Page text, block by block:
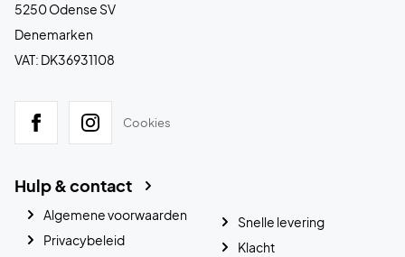
5250 Odense SV
Denemarken
VAT: DK36931108
Cookies
Hulp & contact
Algemene voorwaarden
Privacybeleid
Snelle levering
Klacht